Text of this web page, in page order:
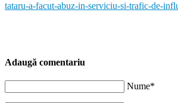
tataru-a-facut-abuz-in-serviciu-si-trafic-de-
Adaugă comentariu
Nume*